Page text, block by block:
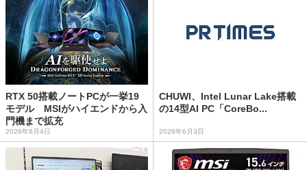
RTX 50搭載ノートPCが一挙19
モデル MSIがハイエンドから入
門機まで拡充
2026年6月4日
CHUWI、Intel Lunar Lake搭載
の14型AI PC「CoreBo...
2026年6月3日